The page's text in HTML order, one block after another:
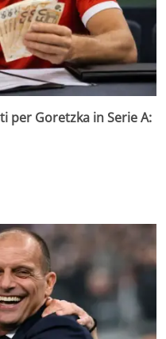
per Goretzka in Serie A: